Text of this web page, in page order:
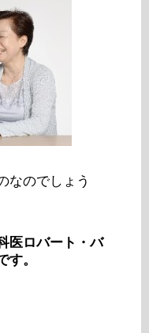
なのでしょう
医ロバート・バ
す。